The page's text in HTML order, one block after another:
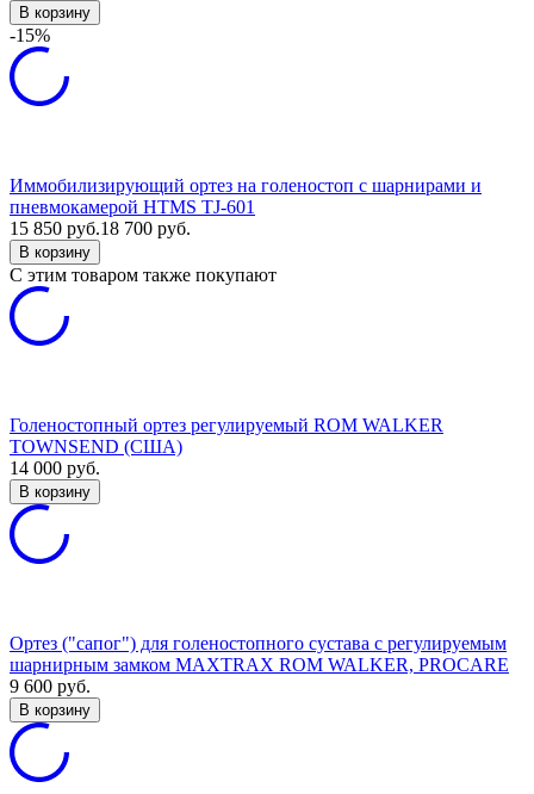
В корзину
-15%
Иммобилизирующий ортез на голеностоп с шарнирами и
пневмокамерой HTMS TJ-601
15 850 руб.18 700 руб.
В корзину
C этим товаром также покупают
Голеностопный ортез регулируемый ROM WALKER
TOWNSEND (США)
14 000 руб.
В корзину
Ортез ("сапог") для голеностопного сустава с регулируемым
шарнирным замком MAXTRAX ROM WALKER, PROCARE
9 600 руб.
В корзину